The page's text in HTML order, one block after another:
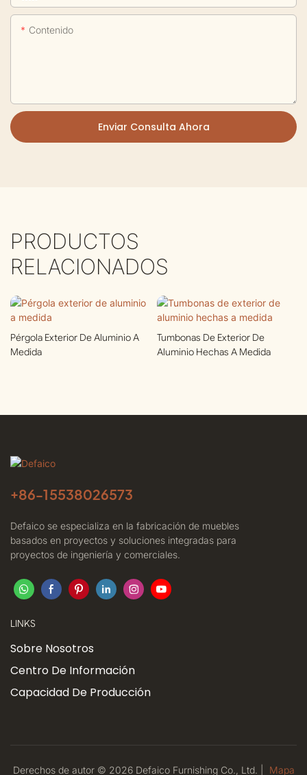
Contenido
Enviar Consulta Ahora
PRODUCTOS
RELACIONADOS
Pérgola Exterior De Aluminio A
Medida
Tumbonas De Exterior De
Aluminio Hechas A Medida
+86-15538026573
Defaico se especializa en la fabricación de muebles
basados ​​en proyectos y soluciones integradas para
proyectos de ingeniería y comerciales.
LINKS
Sobre Nosotros
Centro De Información
Capacidad De Producción
Derechos de autor © 2026 Defaico Furnishing Co., Ltd. | Mapa